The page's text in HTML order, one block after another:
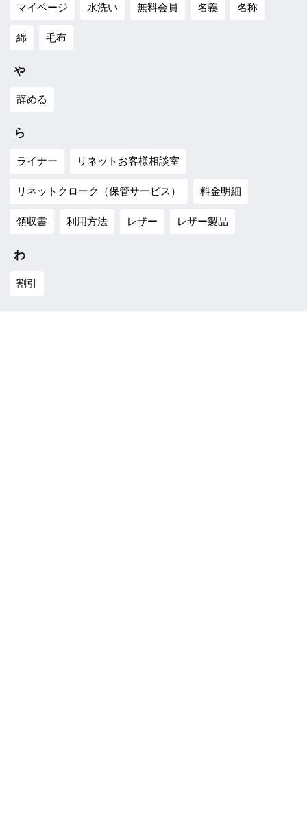
マイページ 水洗い 無料会員 名義 名称
綿 毛布
や
辞める
ら
ライナー リネットお客様相談室
リネットクローク（保管サービス） 料金明細
領収書 利用方法 レザー レザー製品
わ
割引